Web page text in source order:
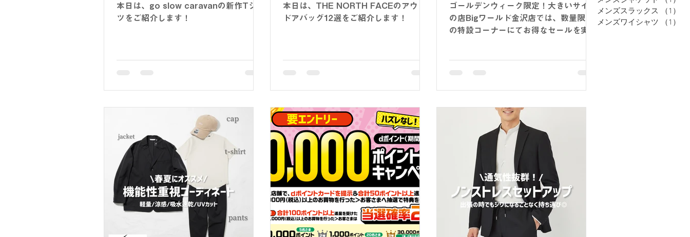
本日は、go slow caravanの新作Tシャ
ツをご紹介します！
本日は、THE NORTH FACEのアウト
ドアバッグ12選をご紹介します！
ゴールデンウィーク限定！大きいサイズ
の店Bigワールド金沢店では、数量限定
の特設コーナーにてお得なセールを実施
に。 さらに春夏の新作も続々入荷中。
メンズスラックス
（1）
メンズワイシャツ
（1）